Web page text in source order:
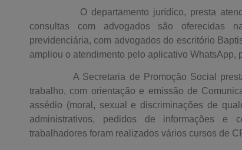
O departamento jurídico, presta
consultas com advogados são oferecidas
previdenciária, com advogados do escritório
ampliou o atendimento pelo aplicativo WhatsApp,
A Secretaria de Promoção Social presta
trabalho, com orientação e emissão de
assédio (moral, sexual e discriminações de
administrativos, pedidos de informações e
trabalhadores foram realizados vários cursos de